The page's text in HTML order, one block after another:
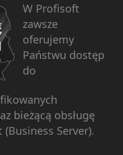
W Profisoft
zawsze
oferujemy
Państwu dostęp
do
bieżącą obsługę
Server).